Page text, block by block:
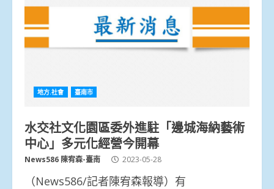
地方.社會 臺南市
水交社文化園區委外進駐「邊城海納藝術
中心」多元化經營今開幕
News586 陳宥森-臺南 2023-05-28
（News586/記者陳宥森報導）有